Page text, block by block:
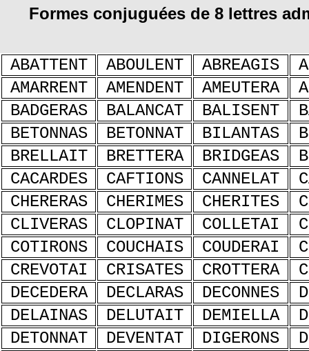
Formes conjuguées de 8 lettres
ABATTENT ABOULENT ABREAGIS
AMARRENT
AMENDENT AMEUTERA
BADGERAS
BALANCAT BALISENT
BETONNAS
BETONNAT BILANTAS
BRELLAIT
BRETTERA BRIDGEAS
CACARDES
CAFTIONS CANNELAT
CHERERAS
CHERIMES CHERITES
CLIVERAS
CLOPINAT COLLETAI
COTIRONS
COUCHAIS COUDERAI
CREVOTAI
CRISATES CROTTERA
DECEDERA
DECLARAS DECONNES
DELAINAS
DELUTAIT DEMIELLA
DETONNAT
DEVENTAT DIGERONS